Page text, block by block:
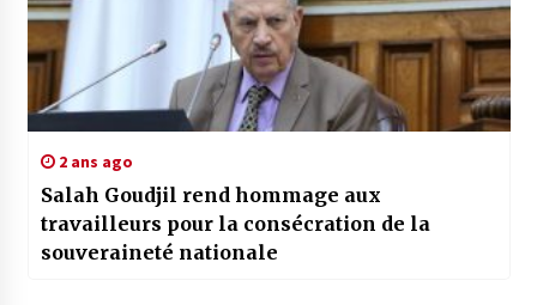
2 ans ago
Salah Goudjil rend hommage aux
travailleurs pour la consécration de la
souveraineté nationale